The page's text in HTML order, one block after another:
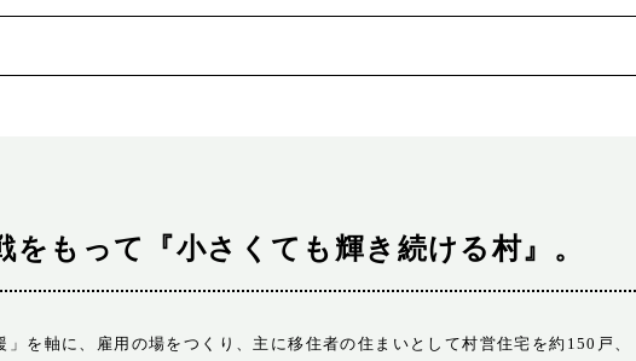
をもって『小さくても輝き続ける村』。
」を軸に、雇用の場をつくり、主に移住者の住まいとして村営住宅を約150戸、